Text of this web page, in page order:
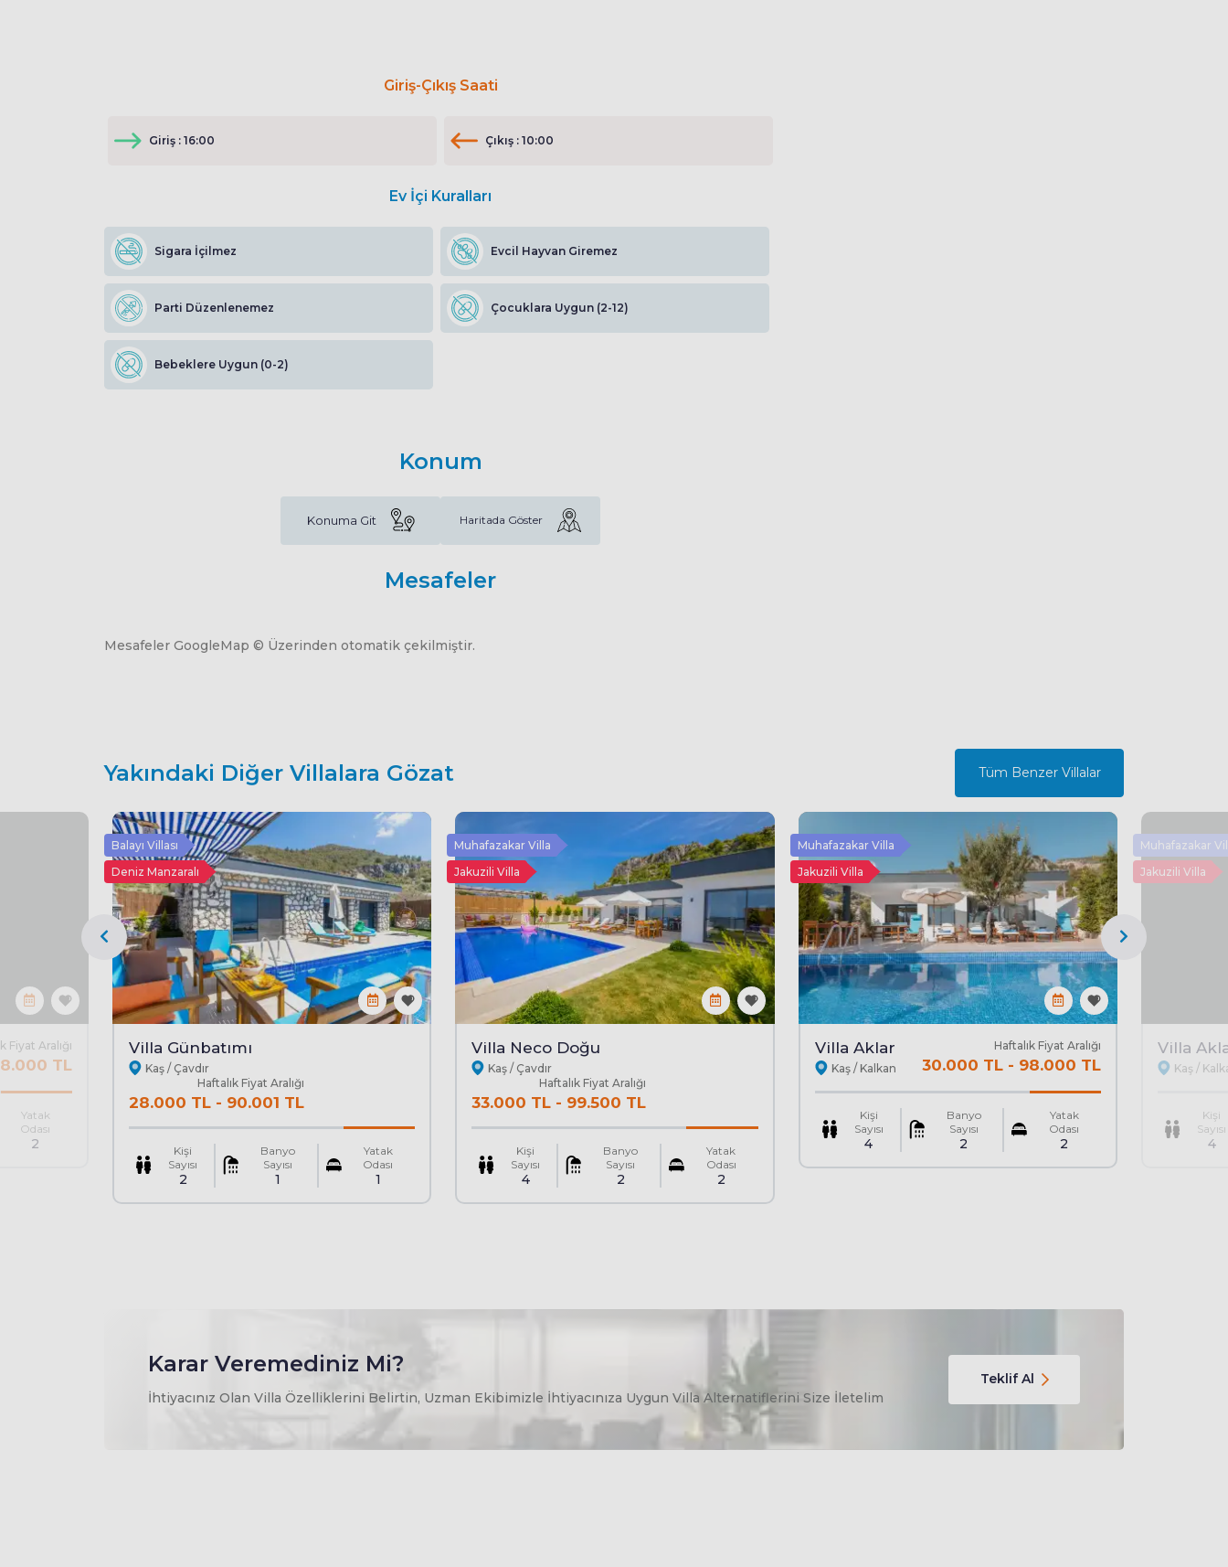
Giriş-Çıkış Saati
Giriş : 16:00 Çıkış : 10:00
Ev İçi Kuralları
Sigara İçilmez Evcil Hayvan Giremez
Parti Düzenlenemez Çocuklara Uygun (2-12)
Bebeklere Uygun (0-2)
Konum
Konuma Git Haritada Göster
Mesafeler
Mesafeler GoogleMap © Üzerinden otomatik çekilmiştir.
Yakındaki Diğer Villalara Gözat Tüm Benzer Villalar
Fiyat Aralığı
TL
Yatak
Odası
2
Balayı Villası
Deniz Manzaralı
Villa Günbatımı
Kaş / Çavdır
Haftalık Fiyat Aralığı
28.000 TL- 90.001 TL
Kişi
Sayısı
2
Banyo
Sayısı
1
Yatak
Odası
1
Muhafazakar Villa
Jakuzili Villa
Villa Neco Doğu
Kaş / Çavdır
Haftalık Fiyat Aralığı
33.000 TL - 99.500 TL
Kişi
Sayısı
4
Banyo
Sayısı
2
Yatak
Odası
2
Muhafazakar Villa
Jakuzili Villa
Villa Aklar
Kaş / Kalkan
Haftalık Fiyat Aralığı
30.000 TL- 98.000 TL
Kişi
Sayısı
4
Banyo
Sayısı
2
Yatak
Odası
2
Muhafazakar
Jakuzili Villa
Villa
Kaş /
Kişi
Sayısı
4
Karar Veremediniz Mi?
İhtiyacınız Olan Villa Özelliklerini Belirtin, Uzman Ekibimizle İhtiyacınıza Uygun Villa Alternatiflerini Size İletelim
Teklif Al